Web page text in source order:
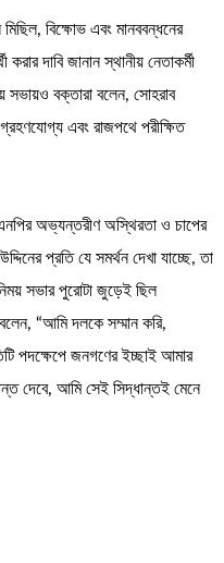
বিক্ষোভ এবং মানববন্ধনের
দাবি জানান স্থানীয় নেতাকর্মী
সভায়ও বক্তারা বলেন, সোহরাব
এবং রাজপথে পরীক্ষিত
অভ্যন্তরীণ অস্থিরতা ও চাপের
প্রতি যে সমর্থন দেখা যাচ্ছে, তা
সভার পুরোটা জুড়েই ছিল
বলেন, “আমি দলকে সম্মান করি,
পদক্ষেপে জনগণের ইচ্ছাই আমার
দেবে, আমি সেই সিদ্ধান্তই মেনে